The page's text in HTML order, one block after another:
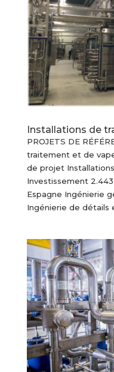
Installations de
PROJETS DE
traitement et de
de projet
Investissement
Espagne Ingénierie
Ingénierie de détails